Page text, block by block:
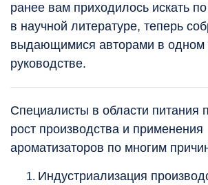
ранее вам приходилось искать
в научной литературе, теперь
выдающимися авторами в одном
руководстве.
Специалисты в области питания
рост производства и применения
ароматизаторов по многим
Индустриализация